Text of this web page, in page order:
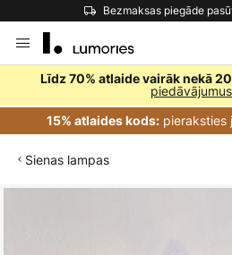
Bezmaksas piegāde
to
Content
Līdz 70% atlaide vairāk nekā
piedāvājumus
15% atlaides kods:pieraksties
Sienas lampas